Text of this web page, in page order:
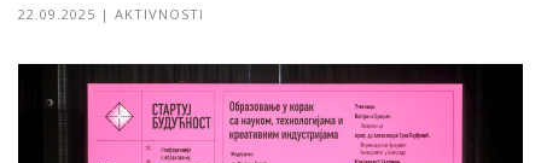
22.09.2025 | AKTIVNOSTI